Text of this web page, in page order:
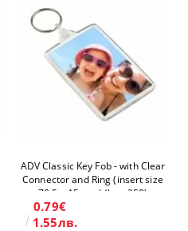
ADV Classic Key Fob - with Clear
Connector and Ring (insert size
70.5 x 45 mm) (box-250)
0.79€
1.55лв.